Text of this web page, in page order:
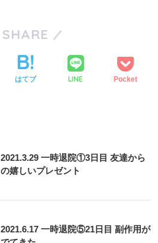
SHARE
はてブ LINE Pocket
2021.3.29 一時退院①3日目 友達から
の嬉しいプレゼント
2021.6.17 一時退院⑤21日目 副作用が